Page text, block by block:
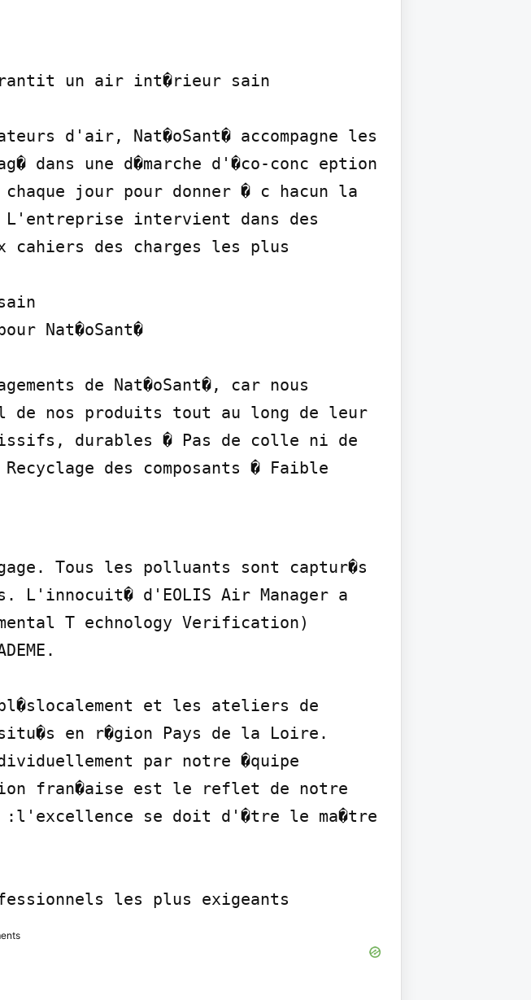
un air int�rieur sain
d'air, Nat�oSant� accompagne les
dans une d�marche d'�co-conc eption
jour pour donner � c hacun la
intervient dans des
cahiers des charges les plus
Nat�oSant�
de Nat�oSant�, car nous
de nos produits tout au long de leur
durables � Pas de colle ni de
des composants � Faible
Tous les polluants sont captur�s
d'EOLIS Air Manager a
T echnology Verification)
et les ateliers de
en r�gion Pays de la Loire.
par notre �quipe
fran�aise est le reflet de notre
:l'excellence se doit d'�tre le ma�tre
les plus exigeants